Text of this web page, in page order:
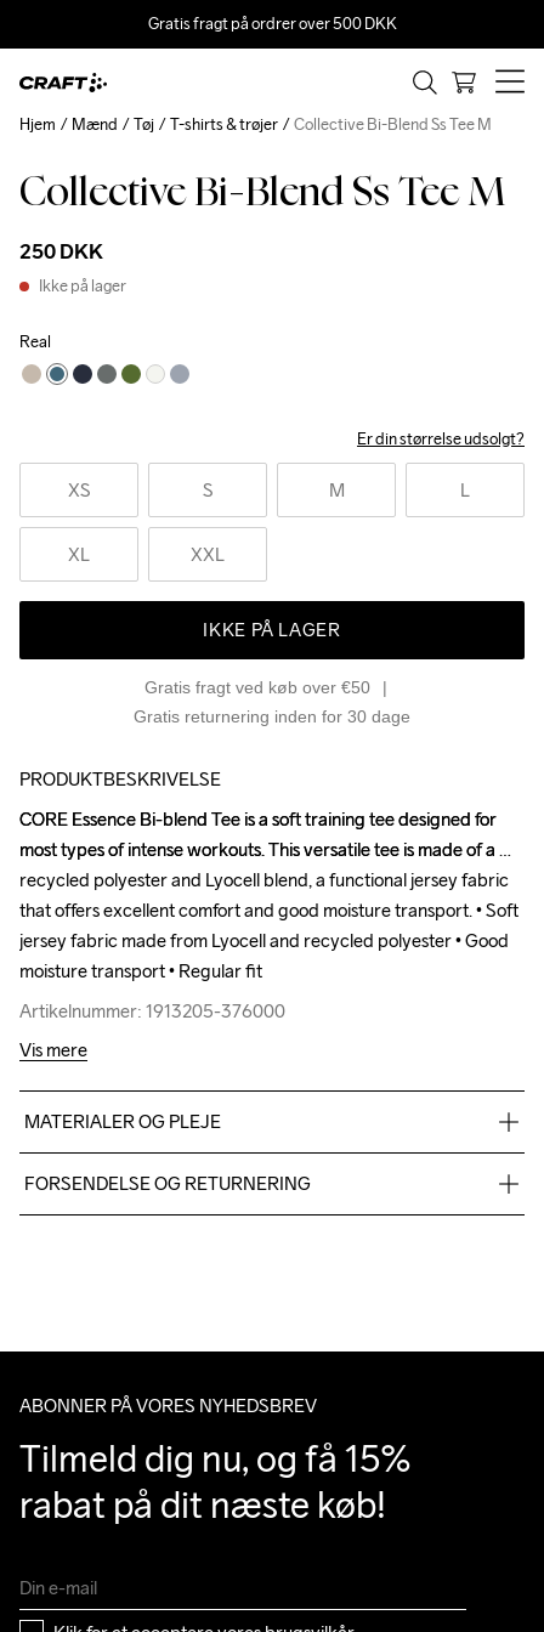
Gratis fragt på ordrer over 500 DKK
Collective Bi-Blend Ss Tee M
250 DKK
Ikke på lager
Real
Er din størrelse udsolgt?
XS S M L
XL XXL
IKKE PÅ LAGER
Gratis fragt ved køb over €50
Gratis returnering inden for 30 dage
Hjem Mænd Tøj T-shirts & trøjer Collective Bi-Blend Ss Tee M
PRODUKTBESKRIVELSE
CORE Essence Bi-blend Tee is a soft training tee designed for
most types of intense workouts. This versatile tee is made of a
recycled polyester and Lyocell blend, a functional jersey fabric
that offers excellent comfort and good moisture transport. • Soft
jersey fabric made from Lyocell and recycled polyester • Good
moisture transport • Regular fit
Artikelnummer: 1913205-376000
CORE Essence Bi-blend Tee is a soft training tee designed for
most types of intense workouts. This versatile tee is made of a
recycled polyester and Lyocell blend, a functional jersey fabric
that offers excellent comfort and good moisture transport. • Soft
jersey fabric made from Lyocell and recycled polyester • Good
moisture transport • Regular fit
Artikelnummer: 1913205-376000
Vis mere
MATERIALER OG PLEJE
FORSENDELSE OG RETURNERING
ABONNER PÅ VORES NYHEDSBREV
Tilmeld dig nu, og få 15%
rabat på dit næste køb!